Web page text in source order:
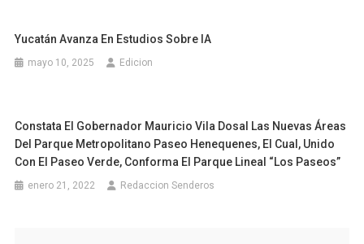
Yucatán Avanza En Estudios Sobre IA
mayo 10, 2025 Edicion
Constata El Gobernador Mauricio Vila Dosal Las Nuevas Áreas
Del Parque Metropolitano Paseo Henequenes, El Cual, Unido
Con El Paseo Verde, Conforma El Parque Lineal “Los Paseos”
enero 21, 2022 Redaccion Senderos